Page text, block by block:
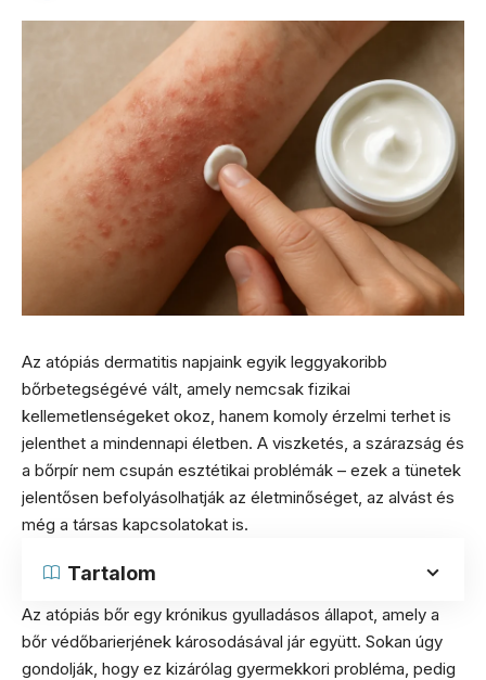
Az atópiás dermatitis napjaink egyik leggyakoribb
bőrbetegségévé vált, amely nemcsak fizikai
kellemetlenségeket okoz, hanem komoly érzelmi terhet is
jelenthet a mindennapi életben. A viszketés, a szárazság és
a bőrpír nem csupán esztétikai problémák – ezek a tünetek
jelentősen befolyásolhatják az életminőséget, az alvást és
még a társas kapcsolatokat is.
Tartalom
Az atópiás bőr egy krónikus gyulladásos állapot, amely a
bőr védőbarierjének károsodásával jár együtt. Sokan úgy
gondolják, hogy ez kizárólag gyermekkori probléma, pedig